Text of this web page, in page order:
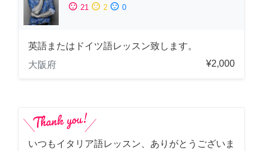
sentiment_satisfied 21 sentiment_neutral 2 sentiment_dissatisfied 0
英語またはドイツ語レッスン致します。
大阪府
¥2,000
いつもイタリア語レッスン、ありがとうございま